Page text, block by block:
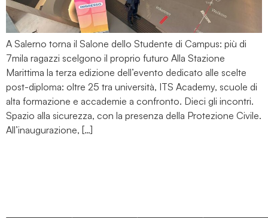
A Salerno torna il Salone dello Studente di Campus: più di
7mila ragazzi scelgono il proprio futuro Alla Stazione
Marittima la terza edizione dell’evento dedicato alle scelte
post-diploma: oltre 25 tra università, ITS Academy, scuole di
alta formazione e accademie a confronto. Dieci gli incontri.
Spazio alla sicurezza, con la presenza della Protezione Civile.
All’inaugurazione, […]